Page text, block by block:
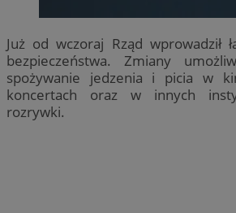
Już od wczoraj Rząd wprowadził
bezpieczeństwa. Zmiany
spożywanie jedzenia i picia w
koncertach oraz w innych
rozrywki.